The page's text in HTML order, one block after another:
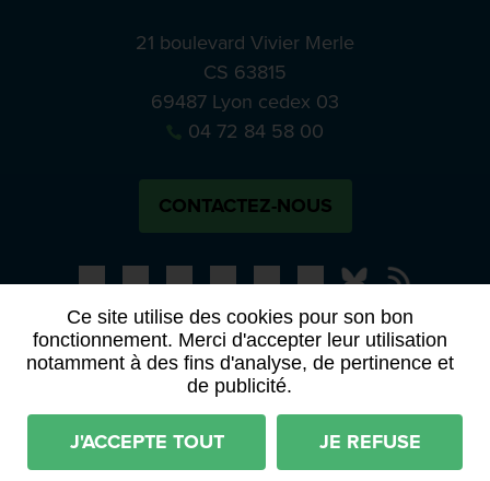
Ce site utilise des cookies pour son bon
fonctionnement. Merci d'accepter leur utilisation
notamment à des fins d'analyse, de pertinence et
de publicité.
J'ACCEPTE TOUT JE REFUSE
21 boulevard Vivier Merle
CS 63815
69487 Lyon cedex 03
04 72 84 58 00
CONTACTEZ-NOUS
BlueskyNotre
PRESSE
APPELS À MANIFESTATION D’INTÉRÊT
ACTES ET DÉLIBÉRATIONS
Mentions légales
Plan du site
Déclaration d'accessibilité (partiellement conforme)